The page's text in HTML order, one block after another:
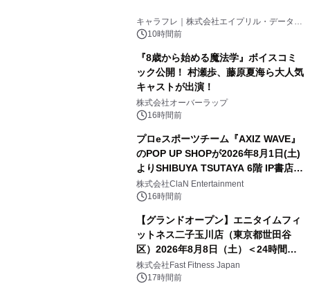
キャラフレ｜株式会社エイプリル・データ・
デザインズ
10時間前
『8歳から始める魔法学』ボイスコミ
ック公開！ 村瀬歩、藤原夏海ら大人気
キャストが出演！
株式会社オーバーラップ
16時間前
プロeスポーツチーム『AXIZ WAVE』
のPOP UP SHOPが2026年8月1日(土)
よりSHIBUYA TSUTAYA 6階 IP書店で
開催決定！！
株式会社ClaN Entertainment
16時間前
【グランドオープン】エニタイムフィ
ットネス二子玉川店（東京都世田谷
区）2026年8月8日（土）＜24時間年
中無休のフィットネスジム＞
株式会社Fast Fitness Japan
17時間前